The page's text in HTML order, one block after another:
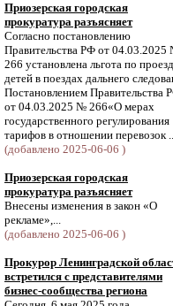
Приозерская городская
прокуратура разъясняет
Согласно постановлению
Правительства РФ от 04.03.2025
266 установлена льгота по
детей в поездах дальнего
Постановлением Правительства
от 04.03.2025 № 266«О мерах
государственного регулирования
тарифов в отношении перевозок
(добавлено 2025-06-06 )
Приозерская городская
прокуратура разъясняет
Внесены изменения в закон «О
рекламе»,...
(добавлено 2025-06-06 )
Прокурор Ленинградской
встретился с представителями
бизнес-сообщества региона